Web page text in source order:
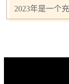
2023年是一个